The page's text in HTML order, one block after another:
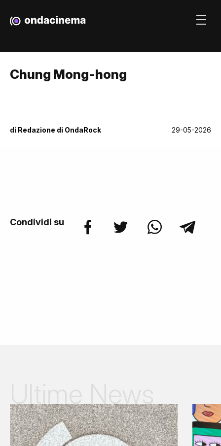
Chung Mong-hong
di Redazione di OndaRock 29-05-2026
Condividi su